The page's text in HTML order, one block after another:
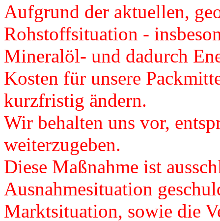
Aufgrund der aktuellen,
Rohstoffsituation -
Mineralöl- und dadurch
Kosten für unsere
kurzfristig ändern.
Wir behalten uns vor,
weiterzugeben.
Diese Maßnahme ist
Ausnahmesituation
Marktsituation, sowie die